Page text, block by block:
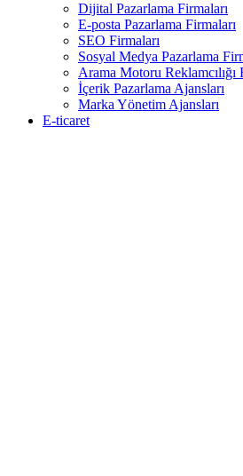
Dijital Pazarlama Firmaları
E-posta Pazarlama Firmaları
SEO Firmaları
Sosyal Medya Pazarlama
Arama Motoru Reklamcılığı
İçerik Pazarlama Ajansları
Marka Yönetim Ajansları
E-ticaret